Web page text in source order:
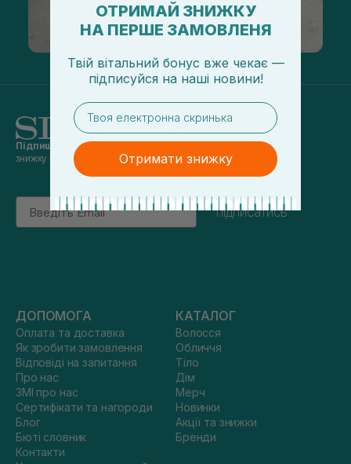
Підпишись на наші новини
знижку 5% на перше замовлення
Email
підписатись
ДОПОМОГА
Оплата та доставка
Як зробити замовлення
Відповіді на запитання
Про нас
ЗМІ про нас
Сертифікати та нагороди
Блог
Бюті словник
Контакти
КАТАЛОГ
Волосся
Обличчя
Тіло
Дім
Мерч
Новинки
Акції та знижки
Бренди
ОТРИМАЙ ЗНИЖКУ
НА ПЕРШЕ ЗАМОВЛЕНЯ
Твій вітальний бонус вже чекає —
підписуйся на наші новини!
email
Отримати знижку